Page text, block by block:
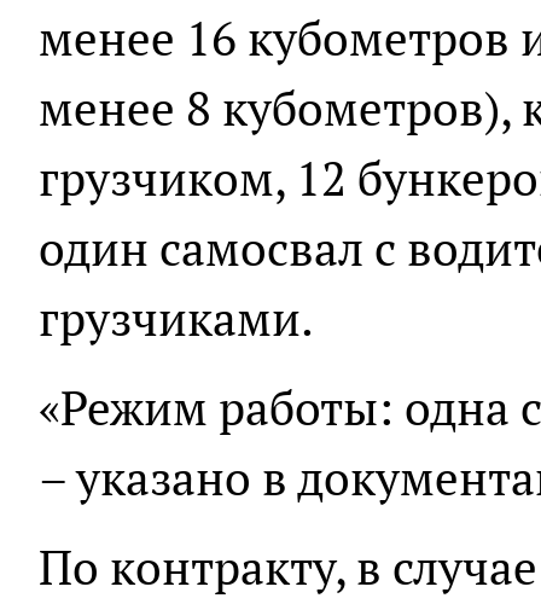
менее 16 кубометров
менее 8 кубометров),
грузчиком, 12
один самосвал с
грузчиками.
«Режим работы: одна
– указано в
По контракту, в